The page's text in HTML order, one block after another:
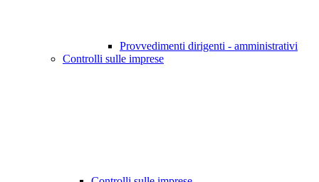
Provvedimenti dirigenti - amministrativi
Controlli sulle imprese